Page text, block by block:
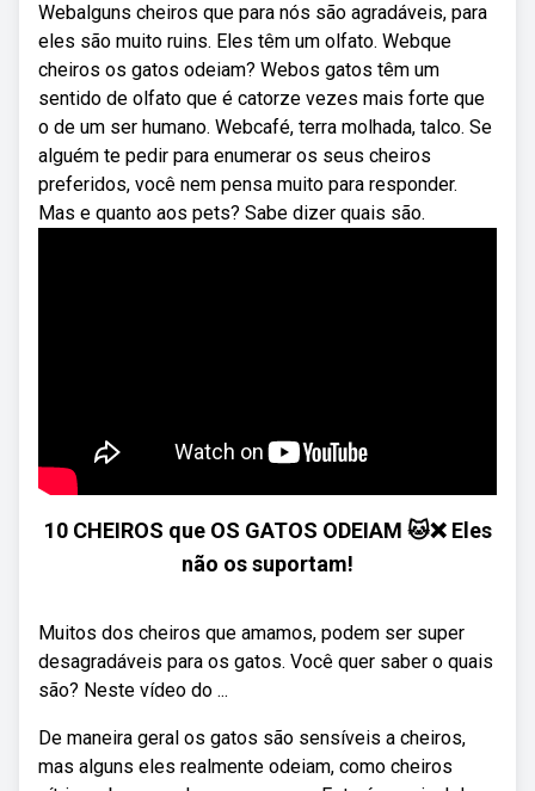
Webalguns cheiros que para nós são agradáveis, para
eles são muito ruins. Eles têm um olfato. Webque
cheiros os gatos odeiam? Webos gatos têm um
sentido de olfato que é catorze vezes mais forte que
o de um ser humano. Webcafé, terra molhada, talco. Se
alguém te pedir para enumerar os seus cheiros
preferidos, você nem pensa muito para responder.
Mas e quanto aos pets? Sabe dizer quais são.
10 CHEIROS que OS GATOS ODEIAM 🐱❌ Eles
não os suportam!
Muitos dos cheiros que amamos, podem ser super
desagradáveis para os gatos. Você quer saber o quais
são? Neste vídeo do ...
De maneira geral os gatos são sensíveis a cheiros,
mas alguns eles realmente odeiam, como cheiros